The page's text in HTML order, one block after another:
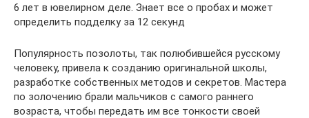
6 лет в ювелирном деле. Знает все о пробах и может
определить подделку за 12 секунд
Популярность позолоты, так полюбившейся русскому
человеку, привела к созданию оригинальной школы,
разработке собственных методов и секретов. Мастера
по золочению брали мальчиков с самого раннего
возраста, чтобы передать им все тонкости своей